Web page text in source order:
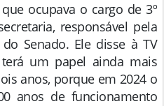
que ocupava o cargo de 3º
responsável pela
Senado. Ele disse à TV
um papel ainda mais
anos, porque em 2024 o
anos de funcionamento